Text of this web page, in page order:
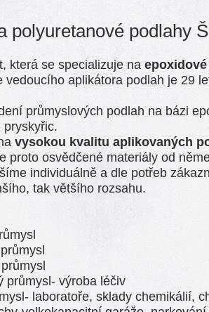
polyuretanové podlahy
která se specializuje na
vedoucího aplikátora podlah je 29
průmyslových podlah na bázi
pryskyřic.
vysokou kvalitu aplikovaných
proto osvědčené materiály od
individuálně a dle potřeb
tak většího rozsahu.
průmysl- výroba léčiv
laboratoře, sklady chemikálií,